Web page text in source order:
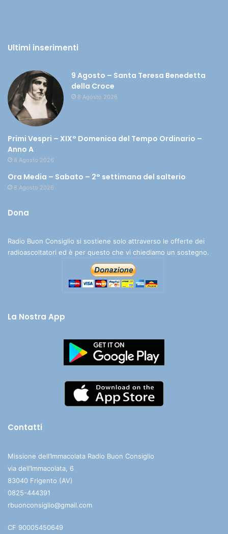
Ultimi inserimenti
9 Agosto – Santa Teresa Benedetta
della Croce
8 Agosto 2026
Primi Vespri – XIX° Domenica del Tempo Ordinario –
Anno A
8 Agosto 2026
Ora Media – Sabato – 2° settimana del salterio
8 Agosto 2026
Dona
Radio Buon Consiglio si sostiene solo attraverso le offerte dei
radioascoltatori ed è per questo che vi chiediamo un sostegno.
La Nostra App
Contatti
Missione dell’Immacolata Radio Buon Consiglio
via dell’Immacolata, 6
83040 Frigento (AV)
0825-444391
rbuonconsiglio@gmail.com
CF 90005450649